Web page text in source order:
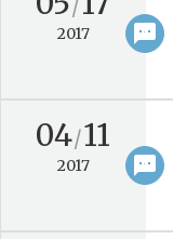
sms
/
2017 keyboard_arrow_right
sms
04/11
2017 keyboard_arrow_right